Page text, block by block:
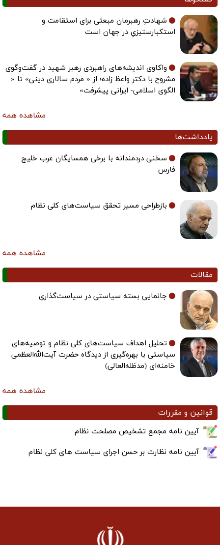
شهادتِ رهبرمان مبعثی برای استقامت و
استکبارستیزیِ در جهان است
واکاوی اندیشه‌های راهبردی رهبر شهید در گفت‌وگوی
مشروح با دکتر واعظ زاده؛ از « مردم سالاری دینی» تا «
الگوی اسلامی- ایرانی پیشرفت»
مشاهده همه
یادداشت‌ها
سخنی دردمندانه با برخی همسایگان عرب خلیج
فارس
بازطراحی مسیر تحقق سیاست‌های کلی نظام
مشاهده همه
مقالات
جانمایی بسته سیاستی در سیاست‌گذاری
تحلیل اهداف سیاست‌های کلی نظام و توصیه‌های
سیاستی با بهره‌گیری از دیدگاه حضرت آیت‌الله‌العظمی
خامنه‌ای (مدظله‌العالی)
مشاهده همه
قوانین و مقررات
آیین نامه مجمع تشخیص مصلحت نظام
آیین نامه نظارت بر حسن اجرای سیاست های کلی نظام